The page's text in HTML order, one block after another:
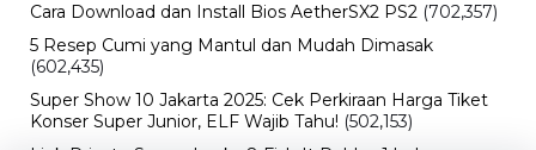
Cara Download dan Install Bios AetherSX2 PS2 (702,357)
5 Resep Cumi yang Mantul dan Mudah Dimasak
(602,435)
Super Show 10 Jakarta 2025: Cek Perkiraan Harga Tiket
Konser Super Junior, ELF Wajib Tahu! (502,153)